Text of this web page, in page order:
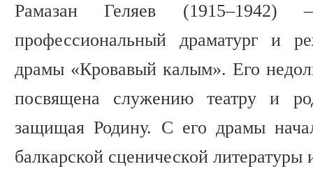
Рамазан Геляев (1915–1942)
профессиональный драматург и
драмы «Кровавый калым». Его
посвящена служению театру и
защищая Родину. С его драмы
балкарской сценической литературы